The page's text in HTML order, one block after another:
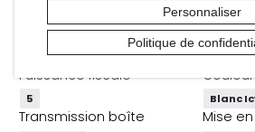
Énergie
Diesel 100
Puissance fiscale
5
Couleur
Blanc
Transmission boîte Mise
Personnaliser
Politique de